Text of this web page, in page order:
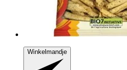
Winkelmandje